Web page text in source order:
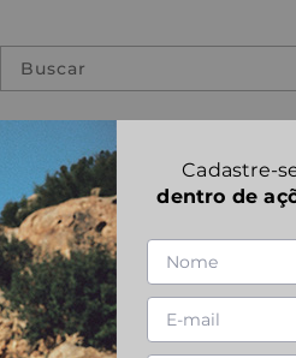
Buscar
MODERN
Referência JSCMC340SS
Cadastre-
dentro de